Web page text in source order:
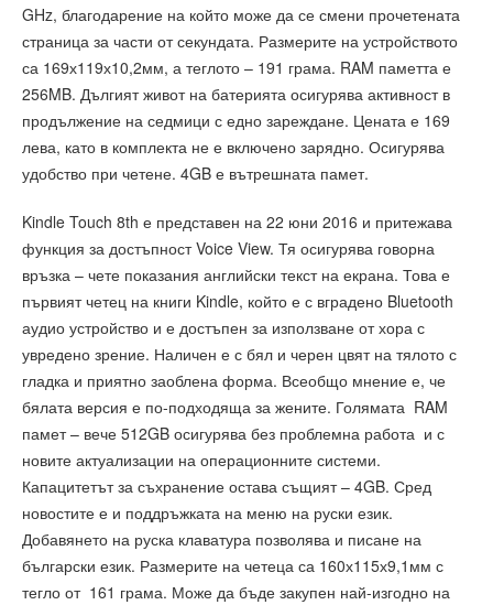
GHz, благодарение на който може да се смени прочетената
страница за части от секундата. Размерите на устройството
са 169х119х10,2мм, а теглото – 191 грама. RAM паметта е
256MB. Дългият живот на батерията осигурява активност в
продължение на седмици с едно зареждане. Цената е 169
лева, като в комплекта не е включено зарядно. Осигурява
удобство при четене. 4GB е вътрешната памет.
Kindle Touch 8th е представен на 22 юни 2016 и притежава
функция за достъпност Voice View. Тя осигурява говорна
връзка – чете показания английски текст на екрана. Това е
първият четец на книги Kindle, който е с вградено Bluetooth
аудио устройство и е достъпен за използване от хора с
увредено зрение. Наличен е с бял и черен цвят на тялото с
гладка и приятно заоблена форма. Всеобщо мнение е, че
бялата версия е по-подходяща за жените. Голямата RAM
памет – вече 512GB осигурява без проблемна работа и с
новите актуализации на операционните системи.
Капацитетът за съхранение остава същият – 4GB. Сред
новостите е и поддръжката на меню на руски език.
Добавянето на руска клаватура позволява и писане на
български език. Размерите на четеца са 160х115х9,1мм с
тегло от 161 грама. Може да бъде закупен най-изгодно на